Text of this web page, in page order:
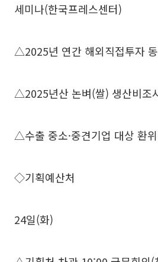
세미나(한국프레스센터)
△2025년 연간 해외직접투자
△2025년산 논벼(쌀) 생산비조
△수출 중소·중견기업 대상 환
◇기획예산처
24일(화)